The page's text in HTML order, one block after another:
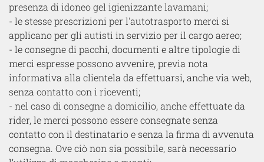
presenza di idoneo gel igienizzante lavamani;
- le stesse prescrizioni per l'autotrasporto merci si
applicano per gli autisti in servizio per il cargo aereo;
- le consegne di pacchi, documenti e altre tipologie di
merci espresse possono avvenire, previa nota
informativa alla clientela da effettuarsi, anche via web,
senza contatto con i riceventi;
- nel caso di consegne a domicilio, anche effettuate da
rider, le merci possono essere consegnate senza
contatto con il destinatario e senza la firma di avvenuta
consegna. Ove ciò non sia possibile, sarà necessario